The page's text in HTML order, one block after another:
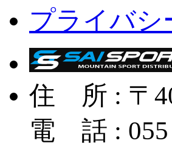
プライバシ
住 所 : 〒
電 話 : 055